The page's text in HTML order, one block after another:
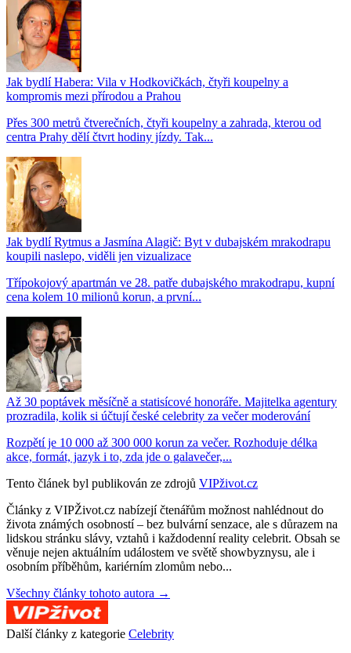
Jak bydlí Habera: Vila v Hodkovičkách, čtyři koupelny a
kompromis mezi přírodou a Prahou
Přes 300 metrů čtverečních, čtyři koupelny a zahrada, kterou od
centra Prahy dělí čtvrt hodiny jízdy. Tak...
Jak bydlí Rytmus a Jasmína Alagič: Byt v dubajském mrakodrapu
koupili naslepo, viděli jen vizualizace
Třípokojový apartmán ve 28. patře dubajského mrakodrapu, kupní
cena kolem 10 milionů korun, a první...
Až 30 poptávek měsíčně a statisícové honoráře. Majitelka agentury
prozradila, kolik si účtují české celebrity za večer moderování
Rozpětí je 10 000 až 300 000 korun za večer. Rozhoduje délka
akce, formát, jazyk i to, zda jde o galavečer,...
Tento článek byl publikován ze zdrojů VIPživot.cz
Články z VIPŽivot.cz nabízejí čtenářům možnost nahlédnout do
života známých osobností – bez bulvární senzace, ale s důrazem na
lidskou stránku slávy, vztahů i každodenní reality celebrit. Obsah se
věnuje nejen aktuálním událostem ve světě showbyznysu, ale i
osobním příběhům, kariérním zlomům nebo...
Všechny články tohoto autora →
Další články z kategorie Celebrity